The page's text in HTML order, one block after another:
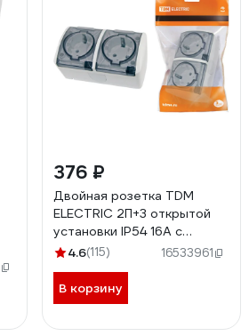
376 ₽
Двойная розетка TDM
ELECTRIC 2П+3 открытой
установки IP54 16А с
прозрачной крышкой белая
4.6(115) 16533961
В корзину